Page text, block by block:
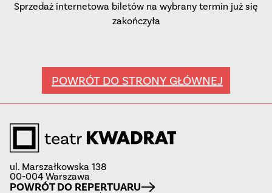
Sprzedaż internetowa biletów na wybrany termin już się
zakończyła
POWRÓT DO STRONY GŁÓWNEJ
ul. Marszałkowska 138
00-004 Warszawa
POWRÓT DO REPERTUARU